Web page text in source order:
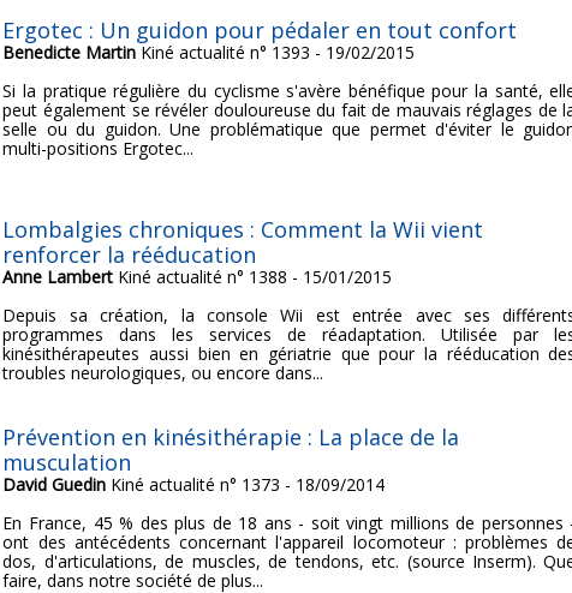
Ergotec : Un guidon pour pédaler en tout confort
Benedicte Martin Kiné actualité n° 1393 - 19/02/2015
Si la pratique régulière du cyclisme s'avère bénéfique pour la santé,
peut également se révéler douloureuse du fait de mauvais réglages de
selle ou du guidon. Une problématique que permet d'éviter le
multi-positions Ergotec...
Lombalgies chroniques : Comment la Wii vient
renforcer la rééducation
Anne Lambert Kiné actualité n° 1388 - 15/01/2015
Depuis sa création, la console Wii est entrée avec ses
programmes dans les services de réadaptation. Utilisée par
kinésithérapeutes aussi bien en gériatrie que pour la rééducation
troubles neurologiques, ou encore dans...
Prévention en kinésithérapie : La place de la
musculation
David Guedin Kiné actualité n° 1373 - 18/09/2014
En France, 45 % des plus de 18 ans - soit vingt millions de personnes
ont des antécédents concernant l'appareil locomoteur : problèmes
dos, d'articulations, de muscles, de tendons, etc. (source Inserm).
faire, dans notre société de plus...